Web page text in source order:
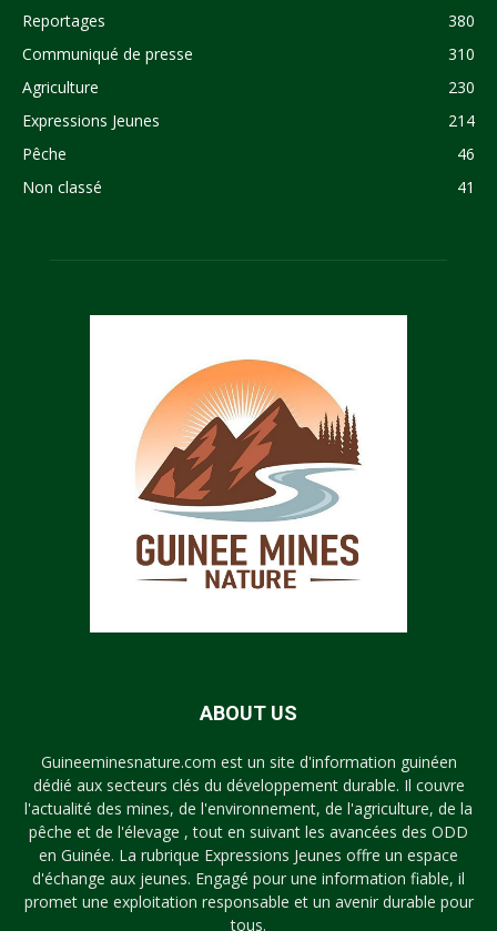
Reportages
380
Communiqué de presse
310
Agriculture
230
Expressions Jeunes
214
Pêche
46
Non classé
41
ABOUT US
Guineeminesnature.com est un site d'information guinéen
dédié aux secteurs clés du développement durable. Il couvre
l'actualité des mines, de l'environnement, de l'agriculture, de la
pêche et de l'élevage , tout en suivant les avancées des ODD
en Guinée. La rubrique Expressions Jeunes offre un espace
d'échange aux jeunes. Engagé pour une information fiable, il
promet une exploitation responsable et un avenir durable pour
tous.